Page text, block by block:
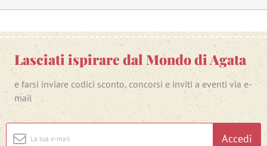
Lasciati ispirare dal Mondo di Agata
e farsi inviare codici sconto, concorsi e inviti a eventi via e-
mail
Accedi